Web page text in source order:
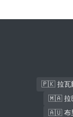
🇵🇰 拉瓦
🇲🇦 拉
🇦🇺 布